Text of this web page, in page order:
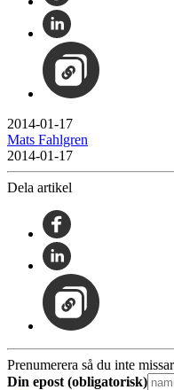
2014-01-17
Mats Fahlgren
2014-01-17
Dela artikel
Prenumerera så du inte
Din epost (obligatorisk)